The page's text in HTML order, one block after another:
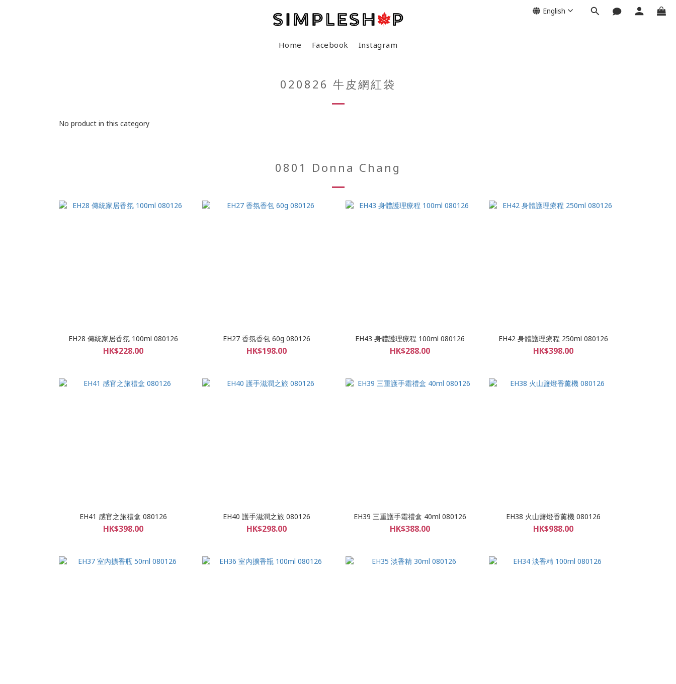
Home Facebook Instagram
English
020826 牛皮網紅袋
No product in this category
0801 Donna Chang
EH28 傳統家居香氛 100ml 080126
HK$228.00
EH27 香氛香包 60g 080126
HK$198.00
EH43 身體護理療程 100ml 080126
HK$288.00
EH42 身體護理療程 250ml 080126
HK$398.00
EH41 感官之旅禮盒 080126
HK$398.00
EH40 護手滋潤之旅 080126
HK$298.00
EH39 三重護手霜禮盒 40ml 080126
HK$388.00
EH38 火山鹽燈香薰機 080126
HK$988.00